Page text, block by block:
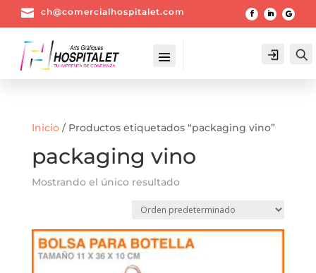
 ch@comercialhospitalet.com
Login
Inicio/ Productos etiquetados “packaging vino”
packaging vino
Mostrando el único resultado